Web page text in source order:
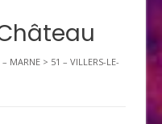
– MARNE > 51 – VILLERS-LE-